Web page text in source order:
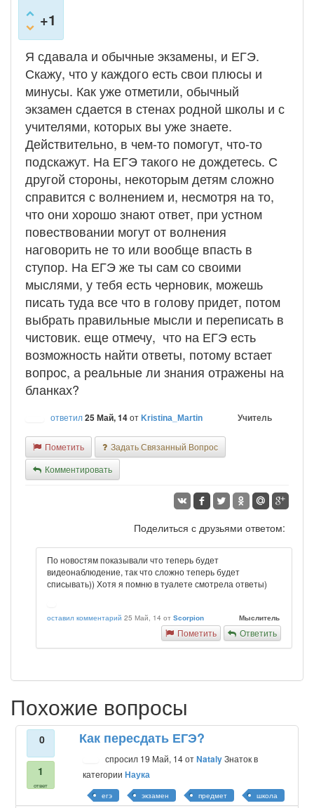
+1
Я сдавала и обычные экзамены, и ЕГЭ.
Скажу, что у каждого есть свои плюсы и
минусы. Как уже отметили, обычный
экзамен сдается в стенах родной школы и с
учителями, которых вы уже знаете.
Действительно, в чем-то помогут, что-то
подскажут. На ЕГЭ такого не дождетесь. С
другой стороны, некоторым детям сложно
справится с волнением и, несмотря на то,
что они хорошо знают ответ, при устном
повествовании могут от волнения
наговорить не то или вообще впасть в
ступор. На ЕГЭ же ты сам со своими
мыслями, у тебя есть черновик, можешь
писать туда все что в голову придет, потом
выбрать правильные мысли и переписать в
чистовик. еще отмечу, что на ЕГЭ есть
возможность найти ответы, потому встает
вопрос, а реальные ли знания отражены на
бланках?
ответил25 Май, 14от Kristina_Martin Учитель
Пометить
Задать Связанный Вопрос
Комментировать
Поделиться с друзьями ответом:
По новостям показывали что теперь будет
видеонаблюдение, так что сложно теперь будет
списывать)) Хотя я помню в туалете смотрела ответы)
оставил комментарий 25 Май, 14 от Scorpion Мыслитель
Пометить Ответить
Похожие вопросы
0
1
ответ
Как пересдать ЕГЭ?
спросил 19 Май, 14 отNataly Знаток в
категорииНаука
егэ экзамен предмет школа